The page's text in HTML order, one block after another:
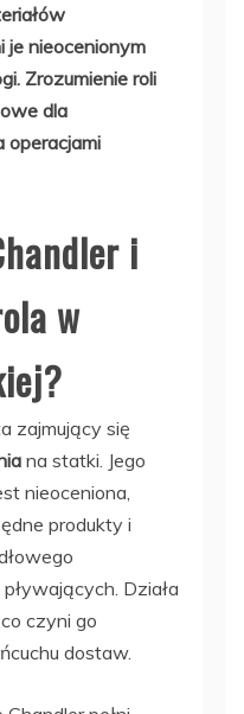
je nieocenionym
Zrozumienie roli
dla
i
w
zajmujący się
na statki. Jego
nieoceniona,
produkty i
Działa
czyni go
dostaw.